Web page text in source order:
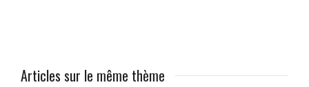
Articles sur le même thème